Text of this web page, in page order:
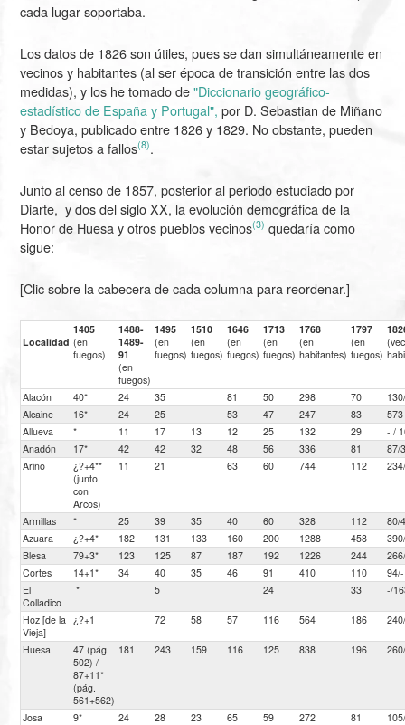
cada lugar soportaba.
Los datos de 1826son útiles, pues se dan simultáneamente en
vecinos y habitantes (al ser época de transición entre las dos
medidas), y los he tomado de"Diccionario geográfico-
estadístico de España y Portugal", por D. Sebastian de Miñano
y Bedoya, publicado entre 1826 y 1829. No obstante, pueden
estar sujetos a fallos(8).
Junto al censo de 1857, posterior al periodo estudiado por
Diarte, y dos del siglo XX, la evolución demográfica de la
Honor de Huesa y otros pueblos vecinos(3) quedaría como
sigue:
[Clic sobre la cabecera de cada columna para reordenar.]
Localidad
1405
(en
fuegos)
1488-
1489-
91
(en
fuegos)
1495
(en
fuegos)
1510
(en
fuegos)
1646
(en
fuegos)
1713
(en
fuegos)
1768
(en
habitantes)
1797
(en
fuegos)
Alacón 40* 24 35 81 50 298 70
Alcaine
16* 24 25 53 47 247 83
573
Allueva
* 11 17 13 12 25 132 29
- /
Anadón
17* 42 42 32 48 56 336 81
87/
Ariño
¿?+4**
(junto
con
Arcos)
11 21 63 60 744 112
Armillas * 25 39 35 40 60 328 112
80/
Azuara
¿?+4* 182 131 133 160 200 1288 458
Blesa
79+3* 123 125 87 187 192 1226 244
Cortes
14+1* 34 40 35 46 91 410 110
94/-
El
Colladico
* 5 24 33 -/
Hoz [de la
Vieja]
¿?+1 72 58 57 116 564 186
Huesa
47 (pág.
502) /
87+11*
(pág.
561+562)
181 243 159 116 125 838 196
Josa 9* 24 28 23 65 59 272 81